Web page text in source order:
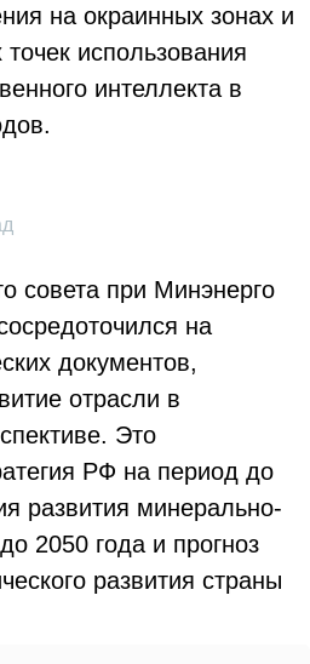
на окраинных зонах и
использования
интеллекта в
совета при Минэнерго
на
документов,
отрасли в
Это
РФ на период до
развития минерально-
2050 года и прогноз
развития страны